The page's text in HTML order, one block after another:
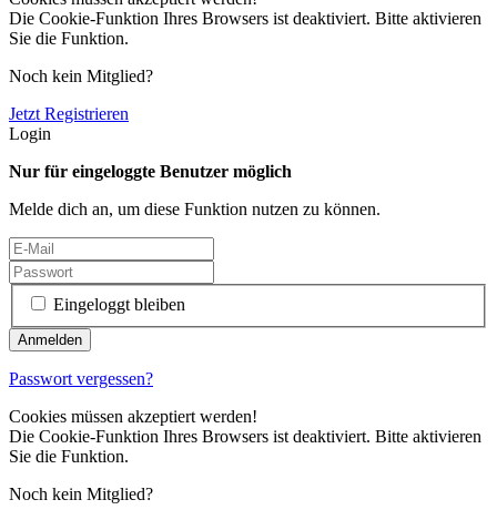
Die Cookie-Funktion Ihres Browsers ist deaktiviert. Bitte aktivieren
Sie die Funktion.
Noch kein Mitglied?
Jetzt Registrieren
Login
Nur für eingeloggte Benutzer möglich
Melde dich an, um diese Funktion nutzen zu können.
Eingeloggt bleiben
Passwort vergessen?
Cookies müssen akzeptiert werden!
Die Cookie-Funktion Ihres Browsers ist deaktiviert. Bitte aktivieren
Sie die Funktion.
Noch kein Mitglied?